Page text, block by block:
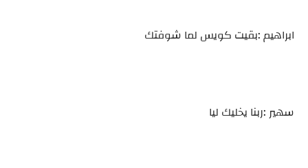
ابراهيم :بقيت كويس لما شوفتك
سهير :ربنا يخليك ليا